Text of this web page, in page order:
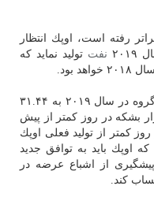
رفته است، اوپك انتظار
نفت تولید نماید كه
بود.
این گروه در سال ۲۰۱۹ به ۳۱.۴۴
بشكه در روز برسد كه ۱۰۰ هزار بشكه در روز كمتر از پیش
بشكه در روز كمتر از تولید فعلی اوپك
اوپك باید به توافق جدید
پیشگیری از اشباع عرضه در
كند.